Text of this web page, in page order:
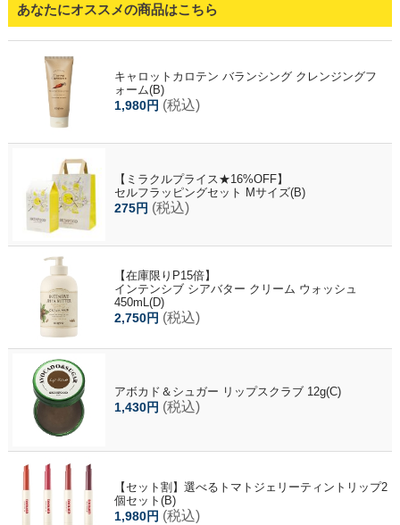
あなたにオススメの商品はこちら
キャロットカロテン バランシング クレンジングフ
ォーム(B)
1,980円 (税込)
【ミラクルプライス★16%OFF】
セルフラッピングセット Mサイズ(B)
275円 (税込)
【在庫限りP15倍】
インテンシブ シアバター クリーム ウォッシュ
450mL(D)
2,750円 (税込)
アボカド＆シュガー リップスクラブ 12g(C)
1,430円 (税込)
【セット割】選べるトマトジェリーティントリップ2
個セット(B)
1,980円 (税込)